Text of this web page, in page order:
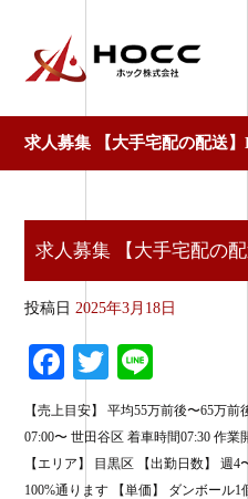
求人募集 【大手宅配の配送
求人募集 【大手宅配の
投稿日 2025年3月18日
Fa
ce
bo
ok
T
wi
tte
r
ne
【売上目安】 平均55万前後〜65万
07:00〜 世田谷区 着車時間07:30 作業
【エリア】 目黒区 【出勤日数】 週
100%通ります 【単価】 ダンボール1